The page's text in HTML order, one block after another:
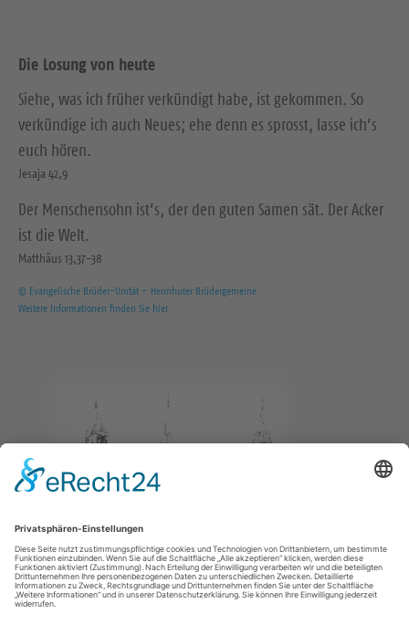
Die Losung von heute
Siehe, was ich früher verkündigt habe, ist gekommen. So
verkündige ich auch Neues; ehe denn es sprosst, lasse ich’s
euch hören.
Jesaja 42,9
Der Menschensohn ist’s, der den guten Samen sät. Der Acker
ist die Welt.
Matthäus 13,37-38
© Evangelische Brüder-Unität – Herrnhuter Brüdergemeine
Weitere Informationen finden Sie hier